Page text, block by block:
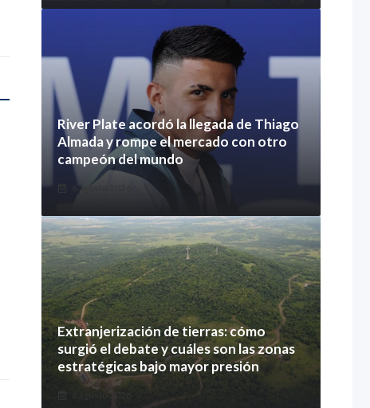
River Plate acordó la llegada de Thiago
Almada y rompe el mercado con otro
campeón del mundo
6 agosto 2026
Extranjerización de tierras: cómo
surgió el debate y cuáles son las zonas
estratégicas bajo mayor presión
6 agosto 2026